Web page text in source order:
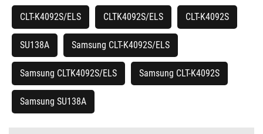
CLT-K4092S/ELS CLTK4092S/ELS CLT-K4092S
SU138A Samsung CLT-K4092S/ELS
Samsung CLTK4092S/ELS Samsung CLT-K4092S
Samsung SU138A